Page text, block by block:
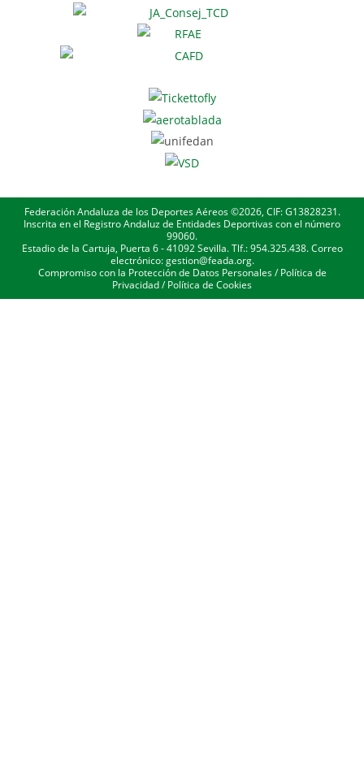
Federación Andaluza de los Deportes Aéreos ©2026, CIF: G13828231.
Inscrita en el Registro Andaluz de Entidades Deportivas con el número
99060.
Estadio de la Cartuja, Puerta 6 - 41092 Sevilla. Tlf.: 954.325.438. Correo
electrónico: gestion@feada.org.
Compromiso con la Protección de Datos Personales/Política de
Privacidad/Política de Cookies